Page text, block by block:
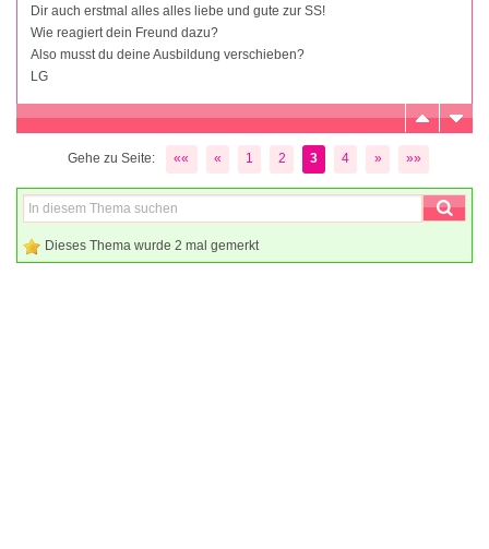
Dir auch erstmal alles alles liebe und gute zur SS!
Wie reagiert dein Freund dazu?
Also musst du deine Ausbildung verschieben?
LG
Gehe zu Seite: «« « 1 2 3 4 » »»
Dieses Thema wurde 2 mal gemerkt